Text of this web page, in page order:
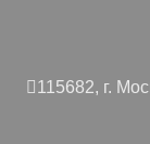
115682, г.